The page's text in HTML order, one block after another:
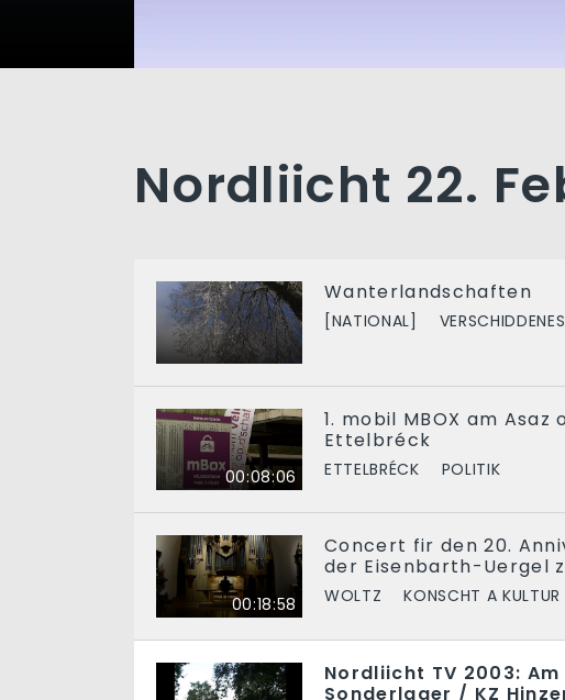
Nordliicht 22.
Wanterlandschaften
[NATIONAL] VERSCHIDDENES
00:08:06
1. mobil MBOX am Asaz
Ettelbréck
ETTELBRÉCK POLITIK
00:18:58
Concert fir den 20.
der Eisenbarth-Uergel
WOLTZ KONSCHT A KULTUR
Nordliicht TV 2003: Am
Sonderlager / KZ